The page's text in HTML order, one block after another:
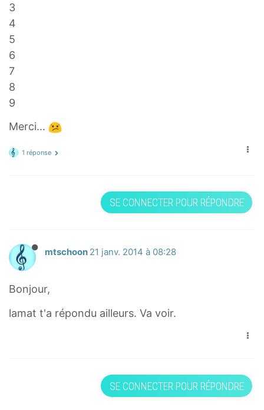
3
4
5
6
7
8
9
Merci...
1 réponse
SE CONNECTER POUR RÉPONDRE
mtschoon 21 janv. 2014 à 08:28
Bonjour,
lamat t'a répondu ailleurs. Va voir.
SE CONNECTER POUR RÉPONDRE